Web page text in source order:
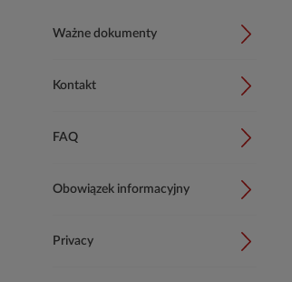
Ważne dokumenty
Kontakt
FAQ
Obowiązek informacyjny
Privacy